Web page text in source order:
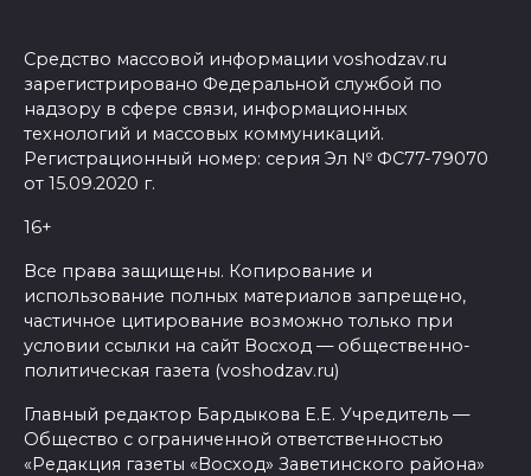
Средство массовой информации voshodzav.ru
зарегистрировано Федеральной службой по
надзору в сфере связи, информационных
технологий и массовых коммуникаций.
Регистрационный номер: серия Эл № ФС77-79070
от 15.09.2020 г.
16+
Все права защищены. Копирование и
использование полных материалов запрещено,
частичное цитирование возможно только при
условии ссылки на сайт Восход — общественно-
политическая газета (voshodzav.ru)
Главный редактор Бардыкова Е.Е. Учредитель —
Общество с ограниченной ответственностью
«Редакция газеты «Восход» Заветинского района»